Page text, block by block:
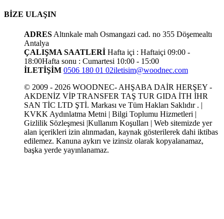
BİZE ULAŞIN
ADRES Altınkale mah Osmangazi cad. no 355 Döşemealtı
Antalya
ÇALIŞMA SAATLERİ Hafta içi : Haftaiçi 09:00 -
18:00Hafta sonu : Cumartesi 10:00 - 15:00
İLETİŞİM 0506 180 01 02iletisim@woodnec.com
© 2009 - 2026 WOODNEC- AHŞABA DAİR HERŞEY -
AKDENİZ VİP TRANSFER TAŞ TUR GIDA İTH İHR
SAN TİC LTD ŞTİ. Markası ve Tüm Hakları Saklıdır . |
KVKK Aydınlatma Metni | Bilgi Toplumu Hizmetleri |
Gizlilik Sözleşmesi |Kullanım Koşulları | Web sitemizde yer
alan içerikleri izin alınmadan, kaynak gösterilerek dahi iktibas
edilemez. Kanuna aykırı ve izinsiz olarak kopyalanamaz,
başka yerde yayınlanamaz.